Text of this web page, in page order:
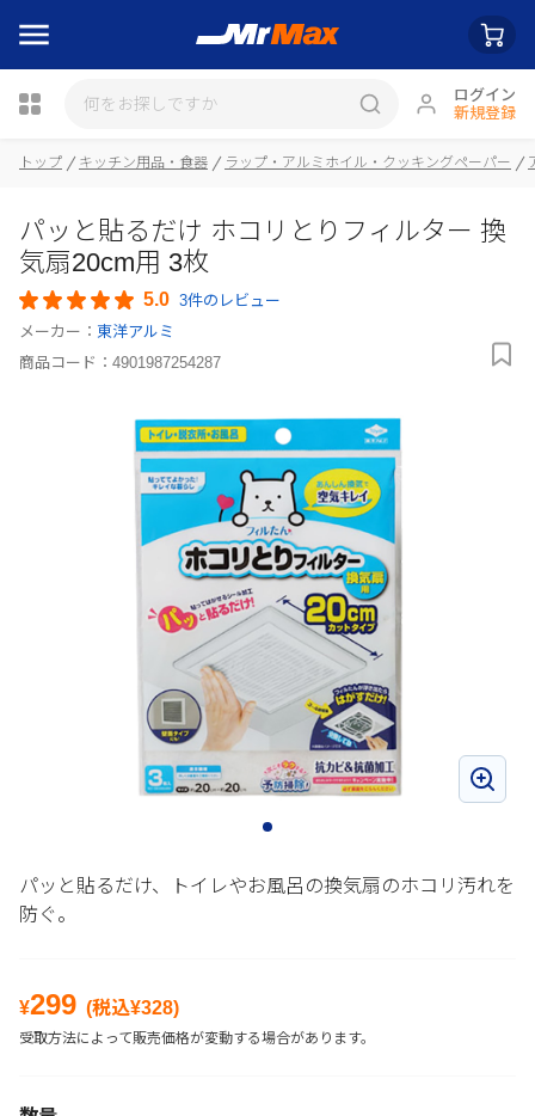
ログイン
新規登録
トップ キッチン用品・食器 ラップ・アルミホイル・クッキングペーパー
パッと貼るだけ ホコリとりフィルター 換
気扇20cm用 3枚
5.0 3件のレビュー
メーカー： 東洋アルミ
商品コード： 4901987254287
パッと貼るだけ、トイレやお風呂の換気扇のホコリ汚れを
防ぐ。
¥299 (税込¥328)
受取方法によって販売価格が変動する場合があります。